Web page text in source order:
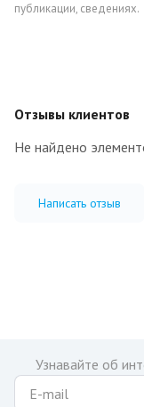
публикации, сведениях.
Отзывы клиентов
Не найдено
Написать отзыв
Узнавайте об